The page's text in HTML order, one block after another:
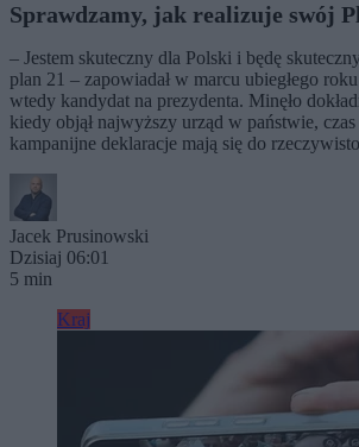
Sprawdzamy, jak realizuje swój
– Jestem skuteczny dla Polski i będę
plan 21 – zapowiadał w marcu ubiegłego
wtedy kandydat na prezydenta. Minęło
kiedy objął najwyższy urząd w państwie,
kampanijne deklaracje mają się do
Jacek Prusinowski
Dzisiaj 06:01
5 min
Kraj